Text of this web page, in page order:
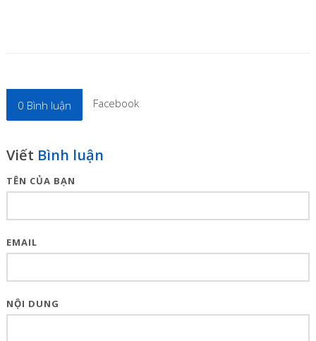
0 Bình luận Facebook
Viết Bình luận
TÊN CỦA BẠN
EMAIL
NỘI DUNG